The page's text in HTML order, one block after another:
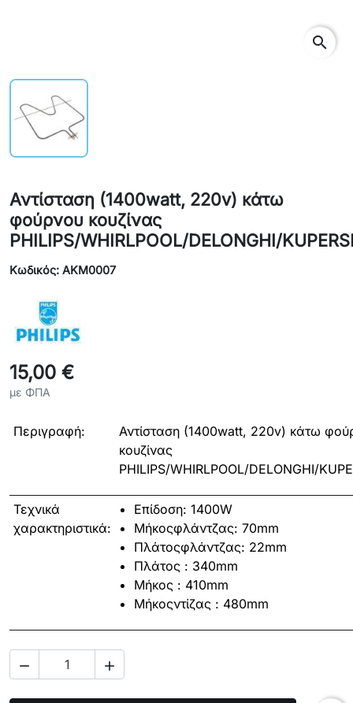
search
Αντίσταση (1400watt, 220v) κάτω
φούρνου κουζίνας
PHILIPS/WHIRLPOOL/DELONGHI/
Κωδικός: AKM0007
15,00 €
με ΦΠΑ
Περιγραφή:
Αντίσταση (1400watt, 220v) κάτω
κουζίνας
PHILIPS/WHIRLPOOL/DELONGHI/
Τεχνικά
χαρακτηριστικά:
Επίδοση: 1400W
Μήκοςφλάντζας: 70mm
Πλάτοςφλάντζας: 22mm
Πλάτος : 340mm
Μήκος : 410mm
Μήκοςντίζας : 480mm
 